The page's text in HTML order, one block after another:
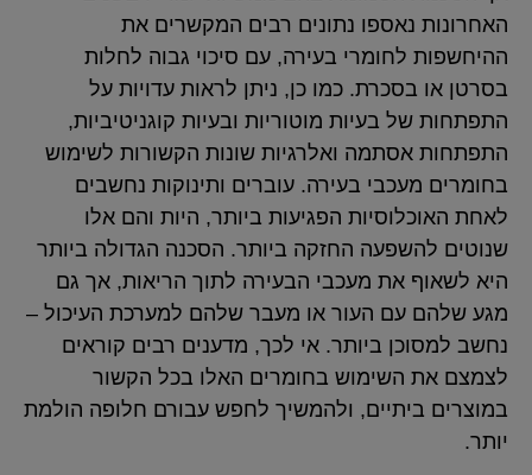
האחרונות נאספו נתונים רבים המקשרים את
ההיחשפות לחומרי בעירה, עם סיכוי גבוה לחלות
בסרטן או בסכרת. כמו כן, ניתן לראות עדויות על
התפתחות של בעיות מוטוריות ובעיות קוגניטיביות,
התפתחות אסתמה ואלרגיות שונות הקשורות לשימוש
בחומרים מעכבי בעירה. עוברים ותינוקות נחשבים
לאחת האוכלוסיות הפגיעות ביותר, היות והם אלו
שנוטים להשפעה החזקה ביותר. הסכנה הגדולה ביותר
היא לשאוף את מעכבי הבעירה לתוך הריאות, אך גם
מגע שלהם עם העור או מעבר שלהם למערכת העיכול –
נחשב למסוכן ביותר. אי לכך, מדענים רבים קוראים
לצמצם את השימוש בחומרים האלו בכל הקשור
במוצרים ביתיים, ולהמשיך לחפש עבורם חלופה הולמת
יותר.